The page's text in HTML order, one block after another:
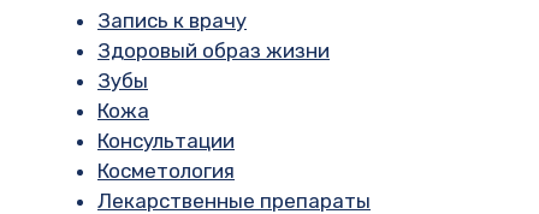
Запись к врачу
Здоровый образ жизни
Зубы
Кожа
Консультации
Косметология
Лекарственные препараты